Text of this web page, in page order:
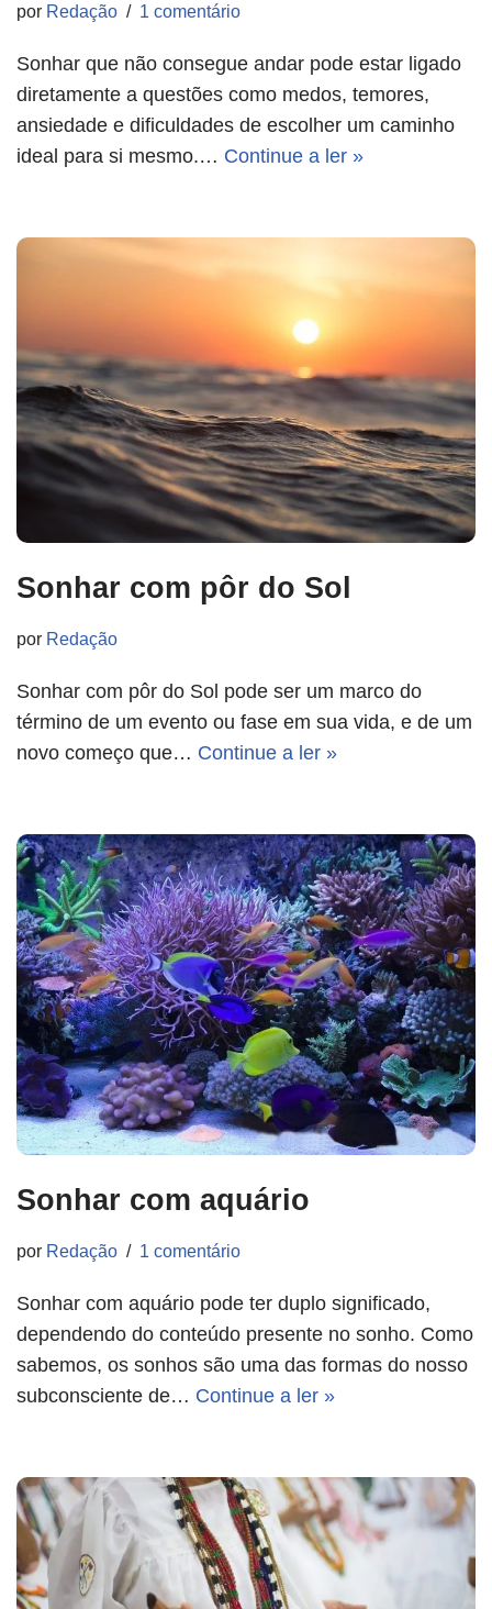
por Redação 1 comentário
Sonhar que não consegue andar pode estar ligado
diretamente a questões como medos, temores,
ansiedade e dificuldades de escolher um caminho
ideal para si mesmo.… Continue a ler »
Sonhar com pôr do Sol
por Redação
Sonhar com pôr do Sol pode ser um marco do
término de um evento ou fase em sua vida, e de um
novo começo que… Continue a ler »
Sonhar com aquário
por Redação 1 comentário
Sonhar com aquário pode ter duplo significado,
dependendo do conteúdo presente no sonho. Como
sabemos, os sonhos são uma das formas do nosso
subconsciente de… Continue a ler »